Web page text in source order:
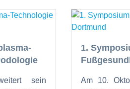
sein
1.
Am 10.